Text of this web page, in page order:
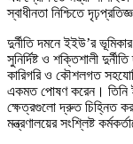
স্বাধীনতা নিশ্চিতে
দুর্নীতি দমনে ইইউ’র
সুনির্দিষ্ট ও শক্তিশালী
কারিগরি ও কৌশলগত
একমত পোষণ করেন। তিনি
ক্ষেত্রগুলো দ্রুত চিহ্নিত
মন্ত্রণালয়ের সংশ্লিষ্ট